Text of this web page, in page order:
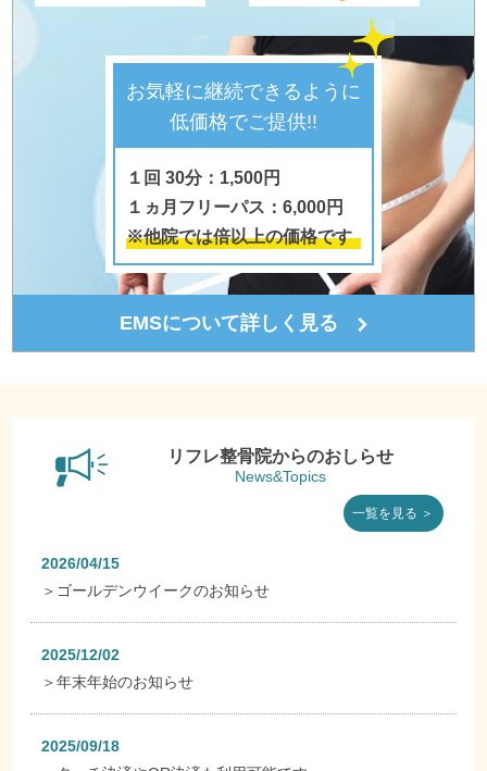
お気軽に継続できるように
低価格でご提供!!
１回 30分：1,500円
１ヵ月フリーパス：6,000円
※他院では倍以上の価格です
EMSについて詳しく見る
リフレ整骨院からのおしらせ
News&Topics
一覧を見る ＞
2026/04/15
＞ ゴールデンウイークのお知らせ
2025/12/02
＞年末年始のお知らせ
2025/09/18